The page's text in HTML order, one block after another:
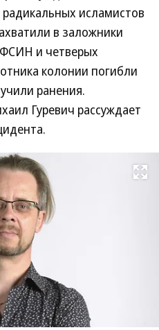
исламистов
в заложники
и четверых
колонии погибли
ранения.
Гуревич рассуждает
Развернуть